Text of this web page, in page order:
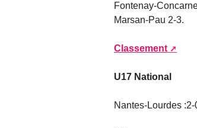
Fontenay-
Marsan-Pau 2-3.
Classement
U17 National
Nantes-Lourdes :2-